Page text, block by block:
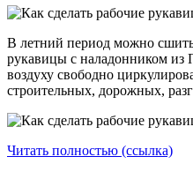
В летний период можно
рукавицы с наладонником
воздуху свободно
строительных, дорожных,
Читать полностью (ссылка)